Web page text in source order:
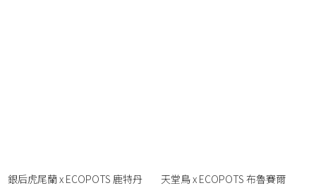
銀后虎尾蘭 x ECOPOTS 鹿特丹 天堂鳥 x ECOPOTS 布魯賽爾